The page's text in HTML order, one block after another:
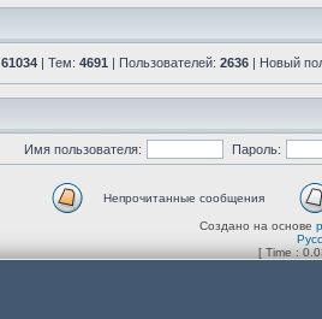
61034 | Тем: 4691 | Пользователей: 2636 | Новый
Имя пользователя: Пароль:
Непрочитанные сообщения
Создано на основе
[ Time :